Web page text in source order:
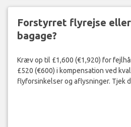
GØR KRAV NU!
Forstyrret flyrejse
bagage?